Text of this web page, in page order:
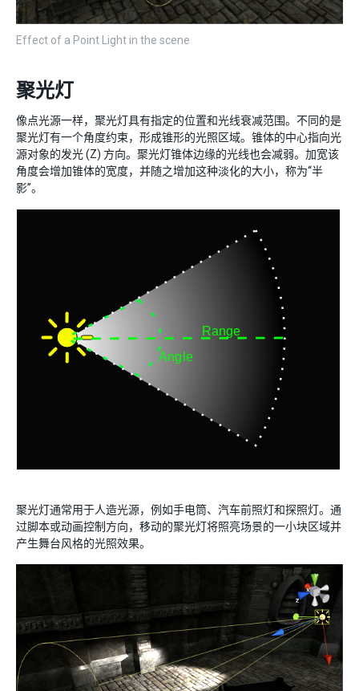
Effect of a Point Light in the scene
聚光灯
像点光源一样，聚光灯具有指定的位置和光线衰减范围。不同的是
聚光灯有一个角度约束，形成锥形的光照区域。锥体的中心指向光
源对象的发光 (Z) 方向。聚光灯锥体边缘的光线也会减弱。加宽该
角度会增加锥体的宽度，并随之增加这种淡化的大小，称为“半
影”。
聚光灯通常用于人造光源，例如手电筒、汽车前照灯和探照灯。通
过脚本或动画控制方向，移动的聚光灯将照亮场景的一小块区域并
产生舞台风格的光照效果。